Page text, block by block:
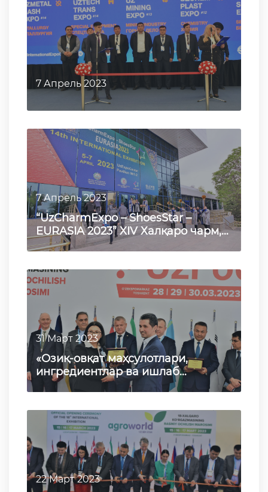
7 Апрель 2023
7 Апрель 2023
“UzCharmExpo – ShoesStar –
EURASIA 2023” XIV Халқаро чарм,
пойабзал, галантерия, мўйна ва …
31 Март 2023
«Озиқ-овқат маҳсулотлари,
ингредиентлар ва ишлаб
чиқариш технологиялари - UzFood
22 Март 2023